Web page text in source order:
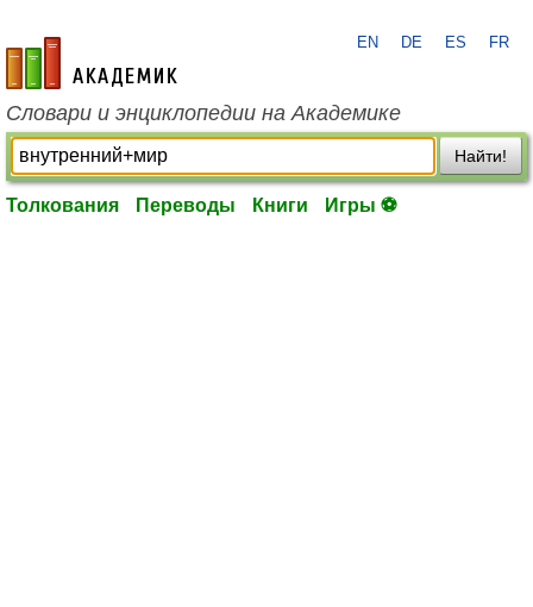
academic.ru
EN DE ES FR
Словари и энциклопедии на Академике
Найти!
Толкования Переводы Книги Игры ⚽